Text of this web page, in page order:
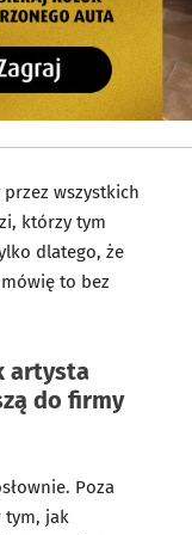
wszystkich
którzy tym
dlatego, że
to bez
artysta
do firmy
Poza
tym, jak